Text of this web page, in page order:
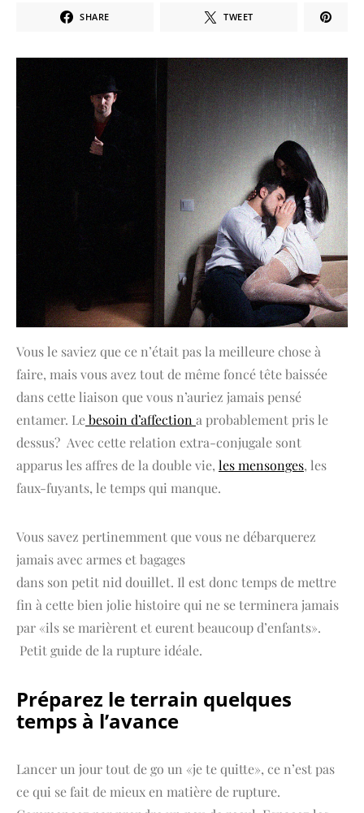
SHARE TWEET
Vous le saviez que ce n’était pas la meilleure chose à
faire, mais vous avez tout de même foncé tête baissée
dans cette liaison que vous n’auriez jamais pensé
entamer. Lebesoin d’affection a probablement pris le
dessus? Avec cette relation extra-conjugale sont
apparus les affres de la double vie, les mensonges, les
faux-fuyants, le temps qui manque.
Vous savez pertinemment que vous ne débarquerez
jamais avec armes et bagages
dans son petit nid douillet. Il est donc temps de mettre
fin à cette bien jolie histoire qui ne se terminera jamais
par «ils se marièrent et eurent beaucoup d’enfants».
Petit guide de la rupture idéale.
Préparez le terrain quelques
temps à l’avance
Lancer un jour tout de go un «je te quitte», ce n’est pas
ce qui se fait de mieux en matière de rupture.